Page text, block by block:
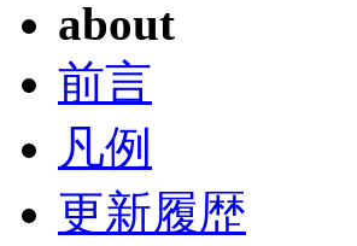
about
前言
凡例
更新履歴